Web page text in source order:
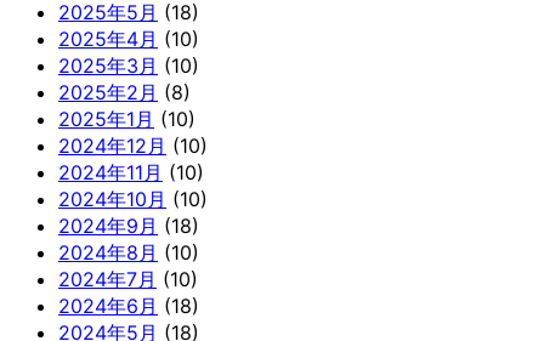
2025年5月 (18)
2025年4月 (10)
2025年3月 (10)
2025年2月 (8)
2025年1月 (10)
2024年12月 (10)
2024年11月 (10)
2024年10月 (10)
2024年9月 (18)
2024年8月 (10)
2024年7月 (10)
2024年6月 (18)
2024年5月 (18)